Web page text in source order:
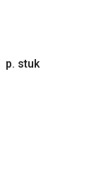
p. stuk